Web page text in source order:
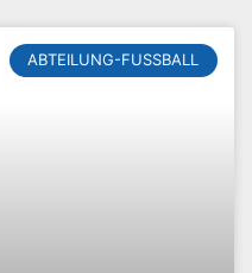
ABTEILUNG-FUSSBALL